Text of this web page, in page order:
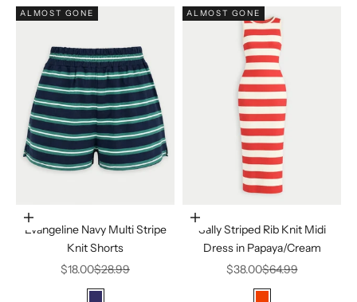
ALMOST GONE
Elige opciones
Evangeline Navy Multi Stripe
Knit Shorts
Precio de oferta
$18.00Precio normal
$28.99
ALMOST GONE
Elige opciones
Sally Striped Rib Knit Midi
Dress in Papaya/Cream
Precio de oferta
$38.00Precio normal
$64.99